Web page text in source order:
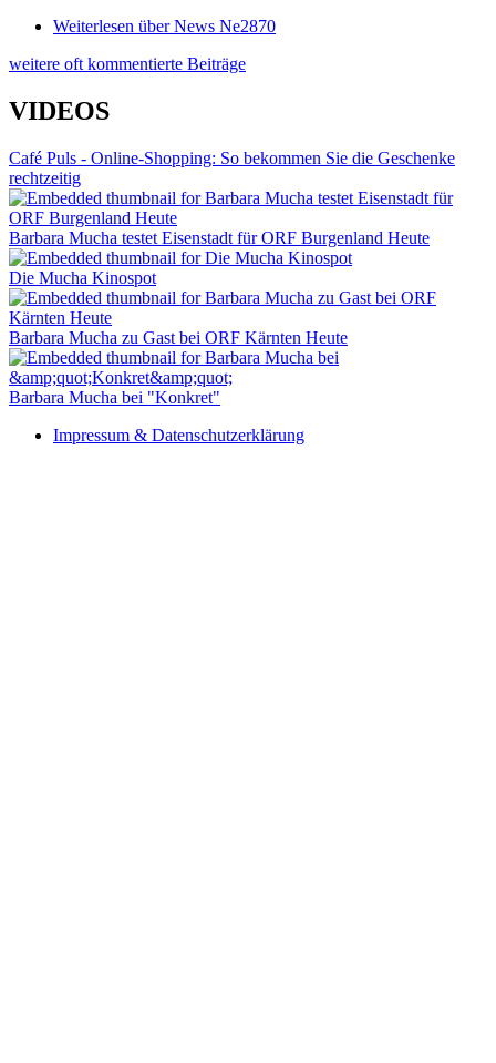
Weiterlesen über News Ne2870
weitere oft kommentierte Beiträge
VIDEOS
Café Puls - Online-Shopping: So bekommen Sie die Geschenke
rechtzeitig
Barbara Mucha testet Eisenstadt für ORF Burgenland Heute
Die Mucha Kinospot
Barbara Mucha zu Gast bei ORF Kärnten Heute
Barbara Mucha bei "Konkret"
Impressum & Datenschutzerklärung